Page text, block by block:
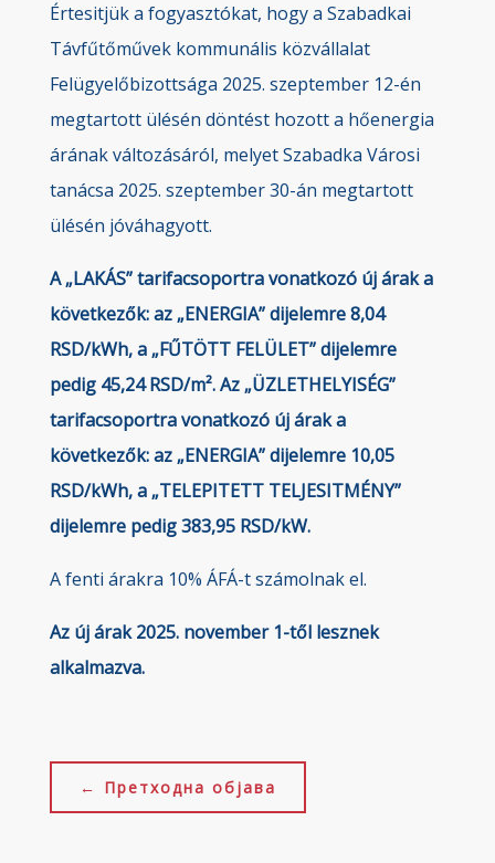
Értesitjük a fogyasztókat, hogy a Szabadkai
Távfűtőművek kommunális közvállalat
Felügyelőbizottsága 2025. szeptember 12-én
megtartott ülésén döntést hozott a hőenergia
árának változásáról, melyet Szabadka Városi
tanácsa 2025. szeptember 30-án megtartott
ülésén jóváhagyott.
A „LAKÁS” tarifacsoportra vonatkozó új árak a
következők: az „ENERGIA” dijelemre8,04
RSD/kWh, a „FŰTÖTT FELÜLET” dijelemre
pedig 45,24 RSD/m².Az „ÜZLETHELYISÉG”
tarifacsoportra vonatkozó új árak a
következők: az „ENERGIA” dijelemre 10,05
RSD/kWh, a „TELEPITETT TELJESITMÉNY”
dijelemre pedig383,95 RSD/kW.
A fenti árakra 10% ÁFÁ-t számolnak el.
Az új árak 2025. november 1-től lesznek
alkalmazva.
← Претходна објава